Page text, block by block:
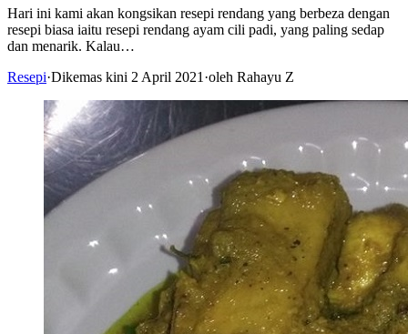
Hari ini kami akan kongsikan resepi rendang yang berbeza dengan
resepi biasa iaitu resepi rendang ayam cili padi, yang paling sedap
dan menarik. Kalau…
Resepi·Dikemas kini 2 April 2021 ·oleh Rahayu Z